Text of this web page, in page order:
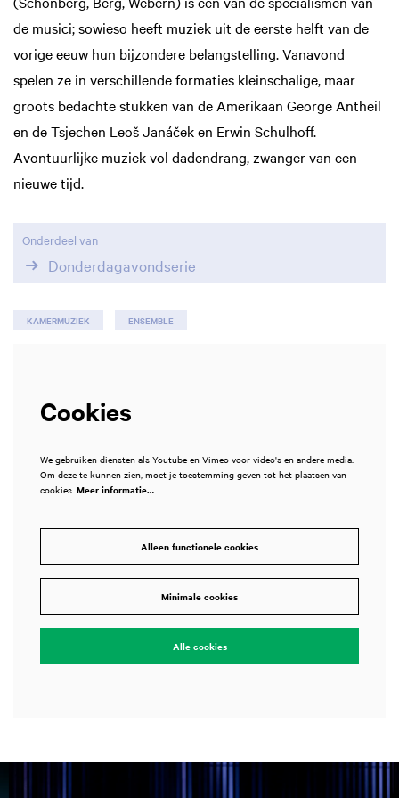
de musici; sowieso heeft muziek uit de eerste helft van de
vorige eeuw hun bijzondere belangstelling. Vanavond
spelen ze in verschillende formaties kleinschalige, maar
groots bedachte stukken van de Amerikaan George Antheil
en de Tsjechen Leoš Janáček en Erwin Schulhoff.
Avontuurlijke muziek vol dadendrang, zwanger van een
nieuwe tijd.
Onderdeel van
Donderdagavondserie
KAMERMUZIEK ENSEMBLE
Cookies
We gebruiken diensten als Youtube en Vimeo voor video's en andere media.
Om deze te kunnen zien, moet je toestemming geven tot het plaatsen van
cookies. Meer informatie…
Alleen functionele cookies
Minimale cookies
Alle cookies
Inzoomen